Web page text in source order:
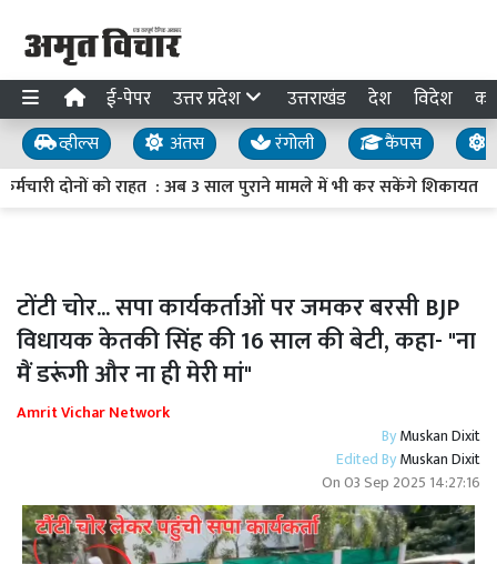
ई-पेपर उत्तर प्रदेश उत्तराखंड देश विदेश
व्हील्स अंतस रंगोली कैंपस
दोनों को राहत : अब 3 साल पुराने मामले में भी कर सकेंगे शिकायत
टोंटी चोर... सपा कार्यकर्ताओं पर जमकर बरसी BJP
विधायक केतकी सिंह की 16 साल की बेटी, कहा- "ना
मैं डरूंगी और ना ही मेरी मां"
Amrit Vichar Network
ByMuskan Dixit
Edited ByMuskan Dixit
On03 Sep 2025 14:27:16